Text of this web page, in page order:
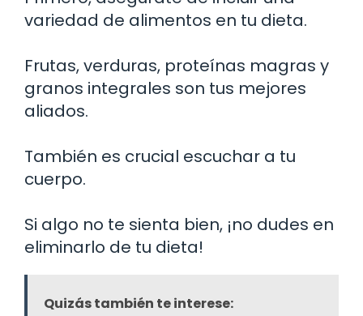
variedad de alimentos en tu dieta.
Frutas, verduras, proteínas magras y
granos integrales son tus mejores
aliados.
También es crucial escuchar a tu
cuerpo.
Si algo no te sienta bien, ¡no dudes en
eliminarlo de tu dieta!
Quizás también te interese: